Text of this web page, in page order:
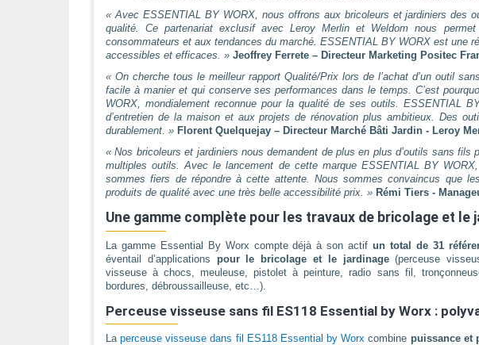
« Avec ESSENTIAL BY WORX, nous offrons aux bricoleurs et jardiniers des
qualité. Ce partenariat exclusif avec Leroy Merlin et Weldom nous
consommateurs et aux tendances du marché. ESSENTIAL BY WORX est une
accessibles et efficaces. » Jeoffrey Ferrete – Directeur Marketing Positec
« On cherche tous le meilleur rapport Qualité/Prix lors de l’achat d’un outil
facile à manier et qui conserve ses performances dans le temps. C’est
WORX, mondialement reconnue pour la qualité de ses outils. ESSENTIAL
d’entretien de la maison et aux projets de rénovation plus ambitieux. Des
durablement. » Florent Quelquejay – Directeur Marché Bâti Jardin - Leroy
« Nos bricoleurs et jardiniers nous demandent de plus en plus d’outils sans
multiples outils. Avec le lancement de cette marque ESSENTIAL BY
sommes fiers de répondre à cette attente. Nous sommes convaincus que
produits de qualité avec une très belle accessibilité prix. » Rémi Tiers -
Une gamme complète pour les travaux de bricolage et le
La gamme Essential By Worx compte déjà à son actif un total de 31
éventail d’applications pour le bricolage et le jardinage(perceuse
visseuse à chocs, meuleuse, pistolet à peinture, radio sans fil,
bordures, débroussailleuse, etc…).
Perceuse visseuse sans fil ES118 Essential by Worx :
Laperceuse visseuse dans fil ES118 Essential by Worx combine puissance et